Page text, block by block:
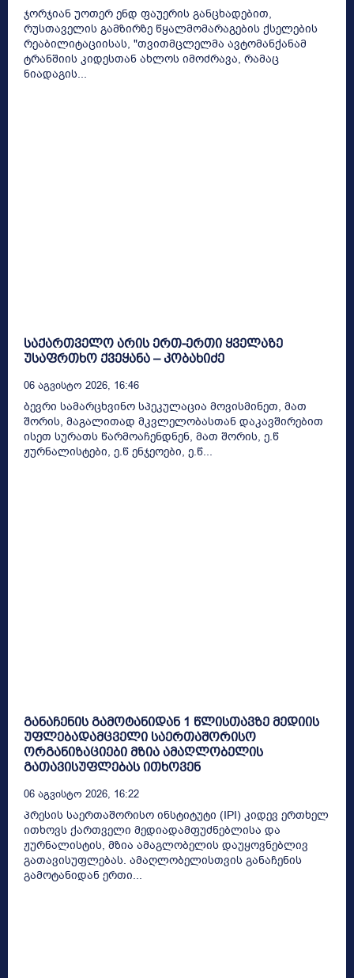
ჯორჯიან უოთერ ენდ ფაუერის განცხადებით,
რუსთაველის გამზირზე წყალმომარაგების ქსელების
რეაბილიტაციისას, "თვითმცლელმა ავტომანქანამ
ტრანშიის კიდესთან ახლოს იმოძრავა, რამაც
ნიადაგის...
საქართველო არის ერთ-ერთი ყველაზე
უსაფრთხო ქვეყანა – კობახიძე
06 Აგვისტო 2026, 16:46
ბევრი სამარცხვინო სპეკულაცია მოვისმინეთ, მათ
შორის, მაგალითად მკვლელობასთან დაკავშირებით
ისეთ სურათს წარმოაჩენდნენ, მათ შორის, ე.წ
ჟურნალისტები, ე.წ ენჯეოები, ე.წ...
განაჩენის გამოტანიდან 1 წლისთავზე მედიის
უფლებადამცველი საერთაშორისო
ორგანიზაციები მზია ამაღლობელის
გათავისუფლებას ითხოვენ
06 Აგვისტო 2026, 16:22
პრესის საერთაშორისო ინსტიტუტი (IPI) კიდევ ერთხელ
ითხოვს ქართველი მედიადამფუძნებლისა და
ჟურნალისტის, მზია ამაგლობელის დაუყოვნებლივ
გათავისუფლებას. ამაღლობელისთვის განაჩენის
გამოტანიდან ერთი...